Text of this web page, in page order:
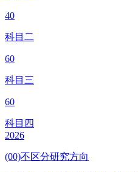
40
科目二
60
科目三
60
科目四
2026
(00)不区分研究方向